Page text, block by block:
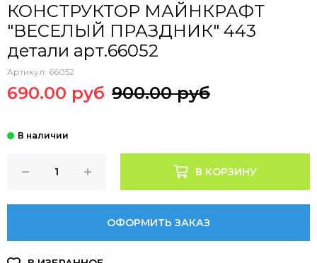
КОНСТРУКТОР МАЙНКРАФТ
"ВЕСЕЛЫЙ ПРАЗДНИК" 443
детали арт.66052
Артикул: 66052
690.00 руб 900.00 руб
В КОРЗИНУ
ОФОРМИТЬ ЗАКАЗ